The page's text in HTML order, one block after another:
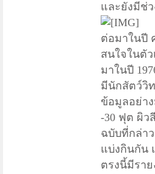
และยังมีช่ว
ต่อมาในปี
สนใจในตั
มาในปี
มีนักสัตว์วิ
ข้อมูลอย่า
-30 ฟุต ผิว
ฉบับที่กล่า
แบ่งกินกัน
ตรงนี้มีรา